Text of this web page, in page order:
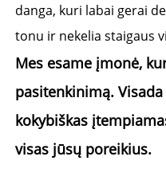
danga, kuri labai gerai
tonu ir nekelia staigaus
Mes esame įmonė,
pasitenkinimą.
visas jūsų poreikius.